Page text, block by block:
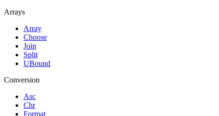
Arrays
Array
Choose
Join
Split
UBound
Conversion
Asc
Chr
Format